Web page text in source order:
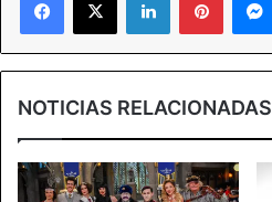
NOTICIAS RELACIONADAS